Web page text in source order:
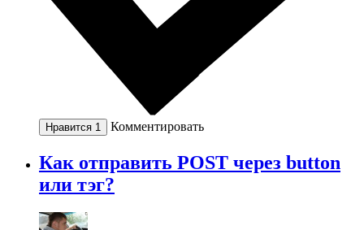
Нравится 1 Комментировать
Как отправить POST через button
или тэг?